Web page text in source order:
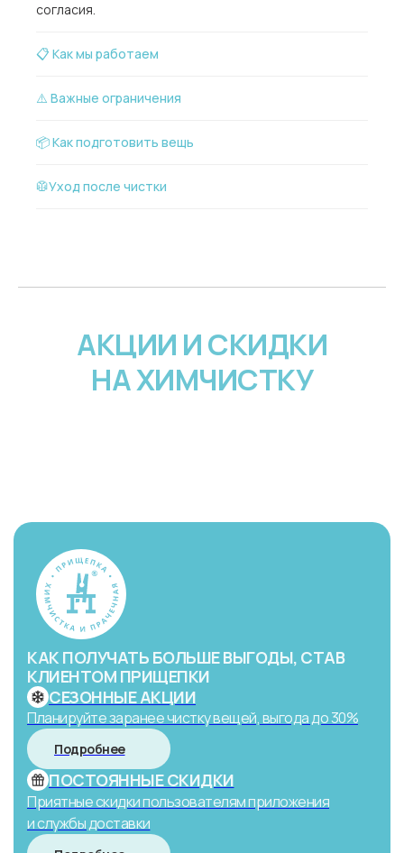
согласия.
📋 Как мы работаем
⚠️ Важные ограничения
📦 Как подготовить вещь
🥼Уход после чистки
АКЦИИ И СКИДКИ
НА ХИМЧИСТКУ
СЕЗОННЫЕ АКЦИИ
Планируйте заранее чистку вещей, выгода до 30%
Подробнее
ПОСТОЯННЫЕ СКИДКИ
Приятные скидки пользователям приложения
и службы доставки
КАК ПОЛУЧАТЬ БОЛЬШЕ ВЫГОДЫ, СТАВ
КЛИЕНТОМ ПРИЩЕПКИ